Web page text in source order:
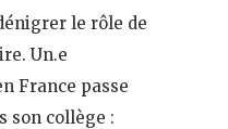
le rôle de
Un.e
France passe
son collège :